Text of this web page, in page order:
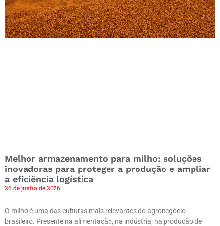
Melhor armazenamento para milho: soluções
inovadoras para proteger a produção e ampliar
a eficiência logística
26 de junho de 2026
O milho é uma das culturas mais relevantes do agronegócio
brasileiro. Presente na alimentação, na indústria, na produção de